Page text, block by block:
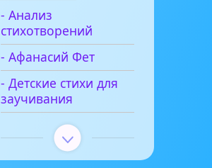
- Анализ
стихотворений
- Афанасий Фет
- Детские стихи для
заучивания